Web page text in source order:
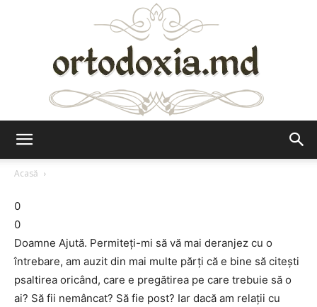
Acasă
0
0
Doamne Ajută. Permiteţi-mi să vă mai deranjez cu o
întrebare, am auzit din mai multe părţi că e bine să citeşti
psaltirea oricând, care e pregătirea pe care trebuie să o
ai? Să fii nemâncat? Să fie post? Iar dacă am relaţii cu